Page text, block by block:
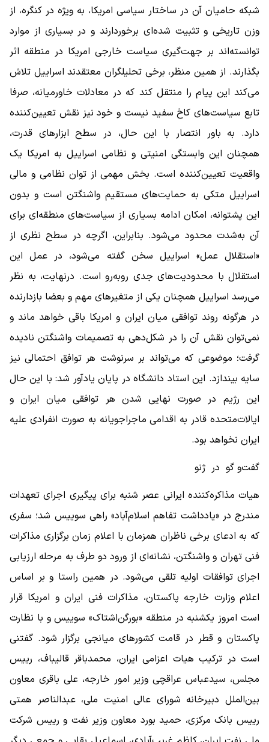
شبکه حامیان آن در ساختار سیاسی امریکا، به ‌ویژه در کنگره، از
وزن تاریخی و تثبیت ‌شده‌ای برخوردارند و در بسیاری از موارد
توانسته‌اند بر جهت‌گیری سیاست خارجی امریکا در منطقه اثر
بگذارند. از همین منظر، برخی تحلیلگران معتقدند اسراییل تلاش
می‌کند این پیام را منتقل کند که در معادلات خاورمیانه، صرفا
تابع سیاست‌های کاخ سفید نیست و خود نیز نقش تعیین‌کننده
دارد. به باور انتصار با این حال، در سطح ابزارهای قدرت،
همچنان این وابستگی امنیتی و نظامی اسراییل به امریکا یک
واقعیت تعیین‌کننده است. بخش مهمی از توان نظامی و مالی
اسراییل متکی به حمایت‌های مستقیم واشنگتن است و بدون
این پشتوانه، امکان ادامه بسیاری از سیاست‌های منطقه‌ای برای
آن به‌شدت محدود می‌شود. بنابراین، اگرچه در سطح نظری از
«استقلال عمل» اسراییل سخن گفته می‌شود، در عمل این
استقلال با محدودیت‌های جدی روبه‌رو است. درنهایت، به نظر
می‌رسد اسراییل همچنان یکی از متغیرهای مهم و بعضا بازدارنده
در هرگونه روند توافقی میان ایران و امریکا باقی خواهد ماند و
نمی‌توان نقش آن را در شکل‌دهی به تصمیمات واشنگتن نادیده
گرفت؛ موضوعی که می‌تواند بر سرنوشت هر توافق احتمالی نیز
سایه بیندازد. ‌این استاد دانشگاه در پایان یادآور شد: با این حال
این رژیم در صورت نهایی شدن هر توافقی میان ایران و
ایالات‌متحده قادر به اقدامی ماجراجویانه به صورت انفرادی علیه
ایران نخواهد بود.
گفت‌و گو در ژنو
هیات مذاکره‌کننده ایرانی عصر شنبه برای پیگیری اجرای تعهدات
مندرج در «یادداشت تفاهم اسلام‌آباد» راهی سوییس شد؛ سفری
که به ادعای برخی ناظران همزمان با اعلام زمان برگزاری مذاکرات
فنی تهران و واشنگتن، نشانه‌ای از ورود دو طرف به مرحله ارزیابی
اجرای توافقات اولیه تلقی می‌شود. در همین راستا و بر اساس
اعلام وزارت خارجه پاکستان، مذاکرات فنی ایران و امریکا قرار
است امروز یکشنبه در منطقه «بورگن‌اشتاک» سوییس و با نظارت
پاکستان و قطر در قامت کشورهای میانجی برگزار شود. گفتنی
است در ترکیب هیات اعزامی ایران، محمدباقر قالیباف، رییس
مجلس، سیدعباس عراقچی وزیر امور خارجه، علی باقری معاون
بین‌الملل دبیرخانه شورای عالی امنیت ملی، عبدالناصر همتی
رییس بانک مرکزی، حمید بورد معاون وزیر نفت و رییس شرکت